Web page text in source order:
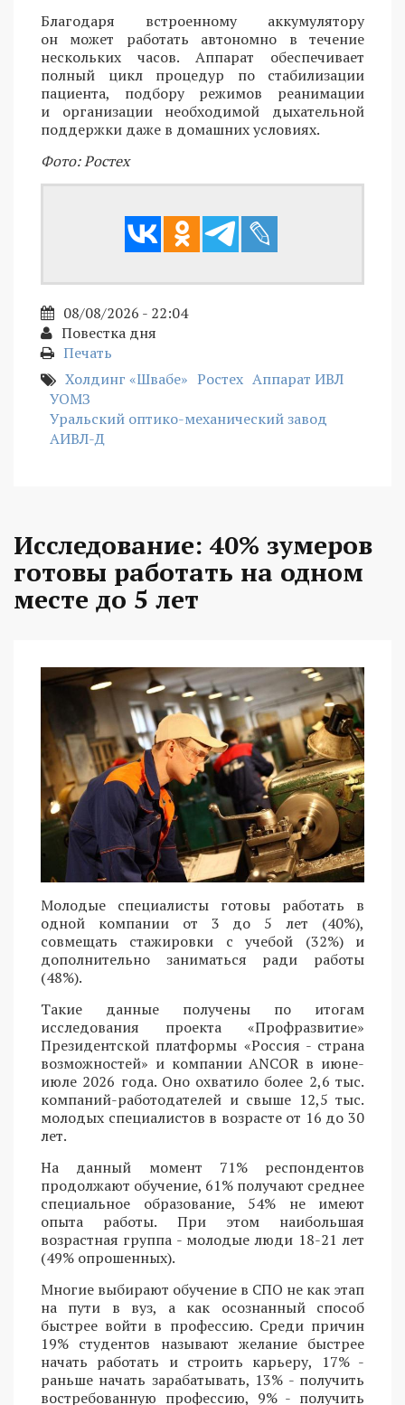
Благодаря встроенному аккумулятору
он может работать автономно в течение
нескольких часов. Аппарат обеспечивает
полный цикл процедур по стабилизации
пациента, подбору режимов реанимации
и организации необходимой дыхательной
поддержки даже в домашних условиях.
Фото: Ростех
08/08/2026 - 22:04
Повестка дня
Печать
Холдинг «Швабе» Ростех Аппарат ИВЛ
УОМЗ
Уральский оптико-механический завод
АИВЛ-Д
Исследование: 40% зумеров
готовы работать на одном
месте до 5 лет
Молодые специалисты готовы работать в
одной компании от 3 до 5 лет (40%),
совмещать стажировки с учебой (32%) и
дополнительно заниматься ради работы
(48%).
Такие данные получены по итогам
исследования проекта «Профразвитие»
Президентской платформы «Россия - страна
возможностей» и компании ANCOR в июне-
июле 2026 года. Оно охватило более 2,6 тыс.
компаний-работодателей и свыше 12,5 тыс.
молодых специалистов в возрасте от 16 до 30
лет.
На данный момент 71% респондентов
продолжают обучение, 61% получают среднее
специальное образование, 54% не имеют
опыта работы. При этом наибольшая
возрастная группа - молодые люди 18-21 лет
(49% опрошенных).
Многие выбирают обучение в СПО не как этап
на пути в вуз, а как осознанный способ
быстрее войти в профессию. Среди причин
19% студентов называют желание быстрее
начать работать и строить карьеру, 17% -
раньше начать зарабатывать, 13% - получить
востребованную профессию, 9% - получить